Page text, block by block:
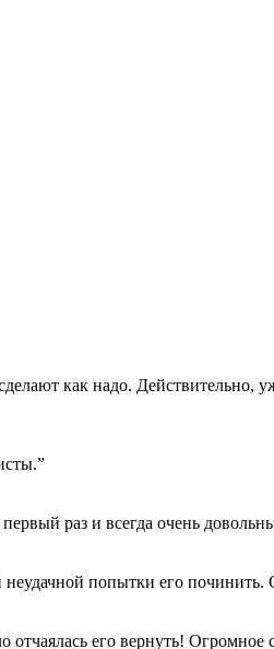
как надо. Действительно,
раз и всегда очень
попытки его починить.
его вернуть! Огромное